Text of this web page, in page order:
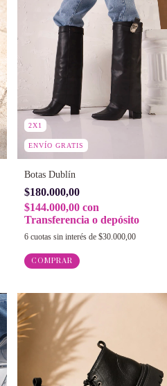
2X1
ENVÍO GRATIS
Botas Dublín
$180.000,00
$144.000,00 con
Transferencia o depósito
6 cuotas sin interés de $30.000,00
COMPRAR